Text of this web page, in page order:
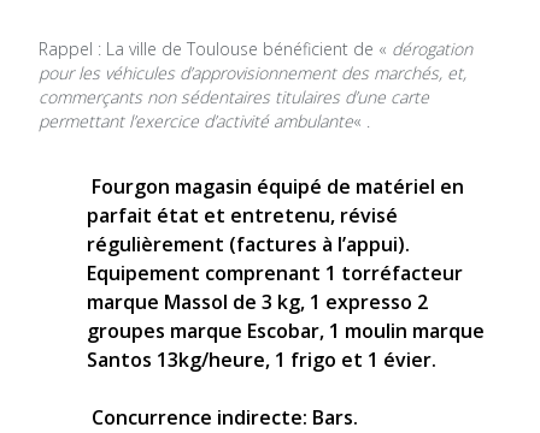
Rappel : La ville de Toulouse bénéficient de « dérogation
pour les véhicules d’approvisionnement des marchés, et,
commerçants non sédentaires titulaires d’une carte
permettant l’exercice d’activité ambulante« .
Fourgon magasin équipé de matériel en
parfait état et entretenu, révisé
régulièrement (factures à l’appui).
Equipement comprenant 1 torréfacteur
marque Massol de 3 kg, 1 expresso 2
groupes marque Escobar, 1 moulin marque
Santos 13kg/heure, 1 frigo et 1 évier.
Concurrence indirecte: Bars.